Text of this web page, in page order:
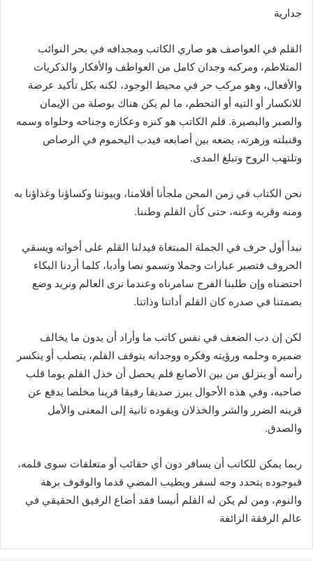
جدارية
القلم في العواصف هو صاري الكاتب ومجدافه في بحر النوائب
المتلاطم، ومركبه وجدان كامل من العواطف والأفكار والذكريات
والأفعال، وهو مركب حر في محيط الوجود، لكنه بكل تأكيد عرضة
للانكسار أو التيه أو التحطم، ما لم يكن هناك بوصلة من الإيمان
والصبر والبصيرة. قلم الكاتب هو كنزه وعكازه وجناحه وحلواه وسمه
وقنبلته وزهرته، يضعه بين أصابعه فيدب اليحموم في الرصاص
وتلتهب الروح وتبلغ المدى.
نحن الكتاب في زمن المحن ملجأنا أقلامنا، وبيوتنا وكساؤنا وغذاؤنا به
ومنه وقربه وعنه، حتى كأن القلم وطننا.
نبدأ أول حرف في الجملة المبتغاة فيدلنا القلم على أخواته ويسقي
الحروف فتصير عبارات وجملا وتسمو نصا وأدبا، كلما أردنا البكاء
احتضناه وإن طلبنا الفرح سامرناه وعندما نرى العالم ونريد وضع
بصمتنا في صدره كان القلم أداتنا وذاتنا.
لكن إن دب الضعف في نفس كاتب ما وأراد أن يدون ما يخالف
ضميره وحلمه ورؤيته وفكره ووجدانه يتوقف القلم، يتصلب أو ينكسر
رأسه أو ينزلق من بين الأصابع فلم يحصل أن خذل القلم يوما قلب
صاحبه، وفي هذه الأحوال يبرز صديقا رفيقا قرينا مخلصا يدفع عن
قرينه الضرر والشر والخذلان ويقوده ثانية إلى المعنى والأمل
والصدق.
ربما يمكن للكاتب أن يسافر دون أي حقائب أو متعلقات سوى قلمه،
فبوجوده يتحدد وجه لسفر ويطيب المضي قدما والوقوف برهة
والنوم، ومن لم يكن له القلم أنيسا فقد أضاع الرفيق الحقيقي في
عالم الرفقة الزائفة